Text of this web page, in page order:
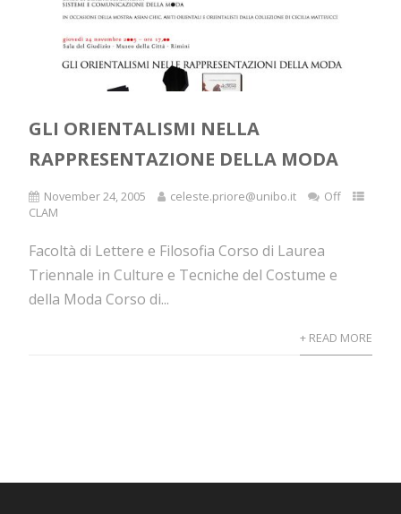
GLI ORIENTALISMI NELLA
RAPPRESENTAZIONE DELLA MODA
November 24, 2005 celeste.priore@unibo.it
Off
CLAM
Facoltà di Lettere e Filosofia Corso di Laurea
Triennale in Culture e Tecniche del Costume e
della Moda Corso di...
+ READ MORE